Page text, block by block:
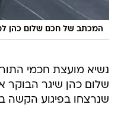
המכתב של חכם שלום כהן
נשיא מועצת חכמי
שלום כהן שיגר הבוקר
שנרצחו בפיגוע הקשה